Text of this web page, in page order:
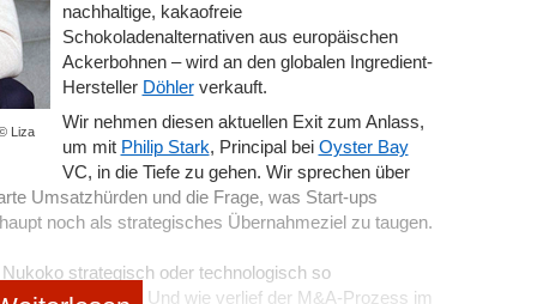
zur Immobilie?
werden?
konjunkturellen Schwankungen?
Objekts spezielle Gewerbe an?
oder Investoren abschrecken könnten?
professionellen Wertgutachtens erfolgen. Der
Liza
nachhaltige, kakaofreie
Schokoladenalternativen aus europäischen
Ackerbohnen – wird an den globalen Ingredient-
Hersteller Döhlerverkauft.
Wir nehmen diesen aktuellen Exit zum Anlass,
um mit Philip Stark, Principal bei Oyster Bay
VC, in die Tiefe zu gehen. Wir sprechen über
Umsatzhürden und die Frage, was Start-ups
noch als strategisches Übernahmeziel zu taugen.
strategisch oder technologisch so
musste? Und wie verlief der M&A-Prozess im